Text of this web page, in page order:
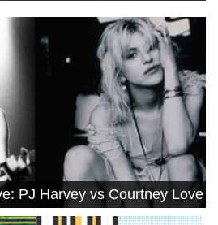
PJ Harvey vs Courtney Love